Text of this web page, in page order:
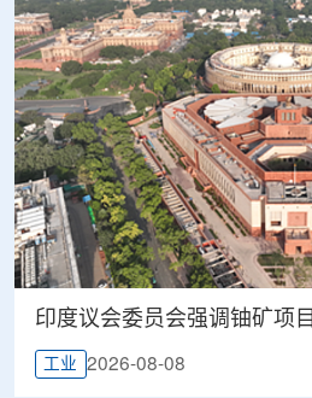
印度议会委员会强调铀矿项
工业 2026-08-08